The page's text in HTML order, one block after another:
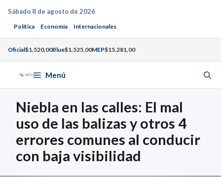
Saltar
contenido
Sábado 8 de agosto de 2026
Política Economía Internacionales
Oficial$1.520,00Blue$1.525,00MEP$15.281,00
Menú
Niebla en las calles: El mal
uso de las balizas y otros 4
errores comunes al conducir
con baja visibilidad